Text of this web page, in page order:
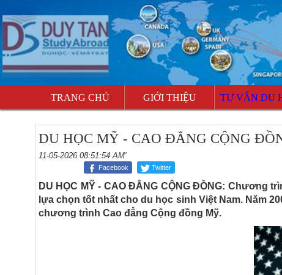
TRANG CHỦ GIỚI THIỆU TƯ VẤN DU
DU HỌC MỸ - CAO ĐẲNG CỘNG
11-05-2026 08:51:54 AM'
Facebook Twitter
DU HỌC MỸ - CAO ĐẲNG CỘNG ĐỒNG: Chương
lựa chọn tốt nhất cho du học sinh Việt Nam. Năm
chương trình Cao đẳng Cộng đồng Mỹ.